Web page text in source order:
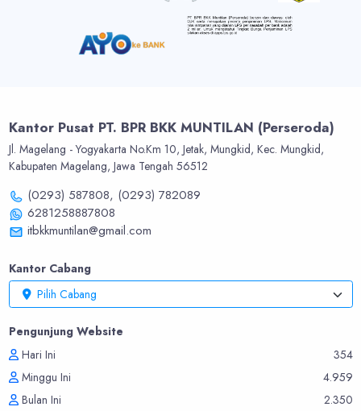
Kantor Pusat PT. BPR BKK MUNTILAN (Perseroda)
Jl. Magelang - Yogyakarta No.Km 10, Jetak, Mungkid, Kec. Mungkid,
Kabupaten Magelang, Jawa Tengah 56512
(0293) 587808, (0293) 782089
6281258887808
itbkkmuntilan@gmail.com
Pengunjung Website
Hari Ini
354
Minggu Ini
4.959
Bulan Ini
2.350
Kantor Cabang
Pilih Cabang